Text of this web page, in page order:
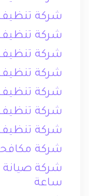
شركة
شركة
شركة
شركة
شركة
شركة
شركة تنظيف
شركة
ساعة